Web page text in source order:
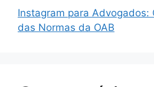
Instagram para Advogados:
das Normas da OAB